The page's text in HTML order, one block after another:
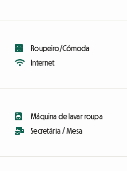
Roupeiro/Cómoda
Internet
Máquina de lavar roupa
Secretária / Mesa